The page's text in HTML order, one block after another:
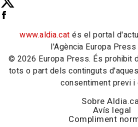
www.aldia.cat és el portal
l'Agència Europa Press
© 2026 Europa Press. És prohibit
tots o part dels continguts
consentiment previ i
Sobre
Avís legal
Compliment